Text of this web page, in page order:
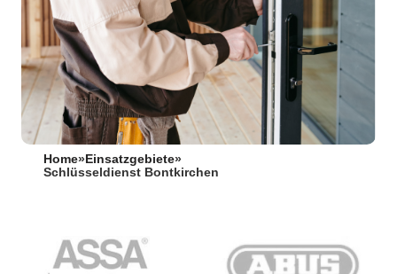
Home» Einsatzgebiete»
Schlüsseldienst Bontkirchen